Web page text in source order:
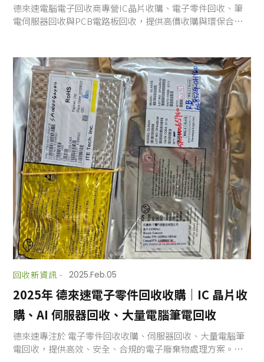
德來速電腦電子回收商專營IC晶片收購、電子零件回收、筆
電伺服器回收與PCB電路板回收，提供高價收購與環保合規
回收新資訊 - 2025.Feb.05
2025年 德來速電子零件回收收購｜IC 晶片收
購、AI 伺服器回收、大量電腦筆電回收
德來速專注於 電子零件回收收購、伺服器回收、大量電腦筆
電回收，提供高效、安全、合規的電子廢棄物處理方案。我